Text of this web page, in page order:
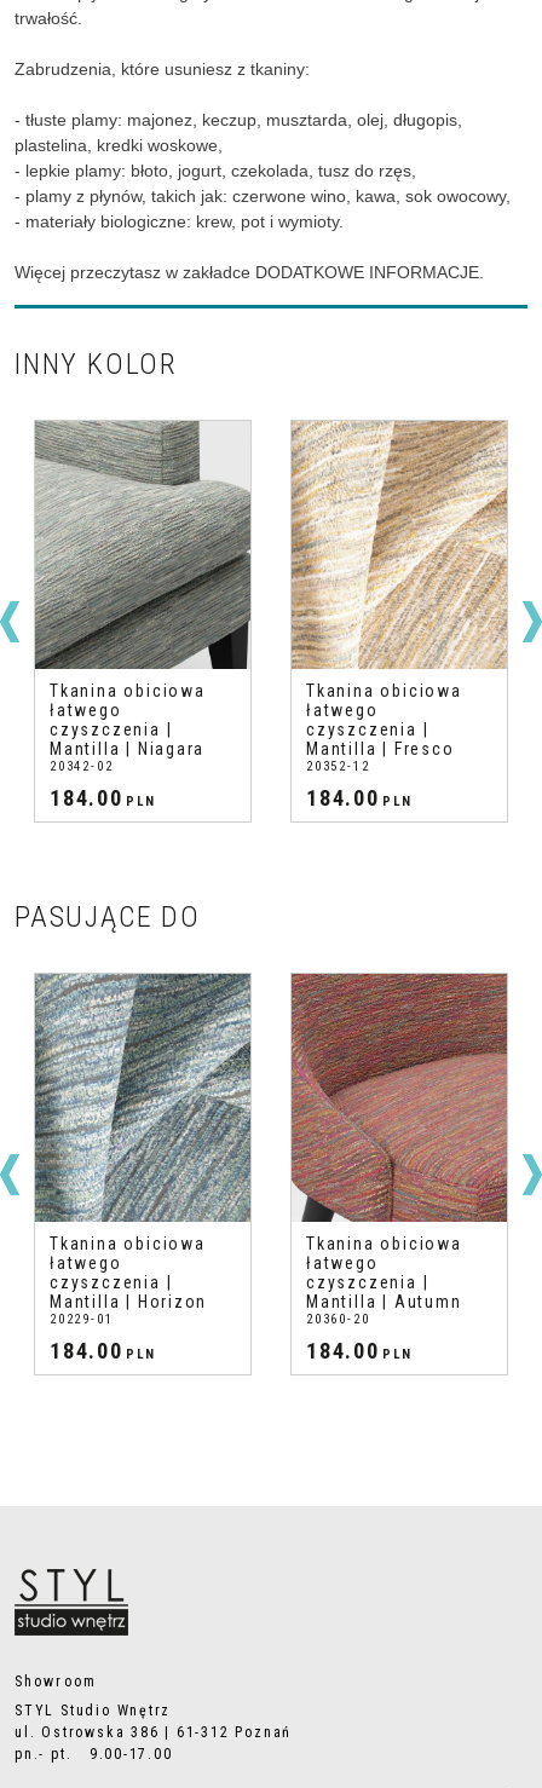
trwałość.
Zabrudzenia, które usuniesz z tkaniny:
- tłuste plamy: majonez, keczup, musztarda, olej, długopis,
plastelina, kredki woskowe,
- lepkie plamy: błoto, jogurt, czekolada, tusz do rzęs,
- plamy z płynów, takich jak: czerwone wino, kawa, sok owocowy,
- materiały biologiczne: krew, pot i wymioty.
Więcej przeczytasz w zakładce DODATKOWE INFORMACJE.
INNY KOLOR
Tkanina obiciowa
łatwego
czyszczenia |
Mantilla | Niagara
20342-02
184.00 PLN
Tkanina obiciowa
łatwego
czyszczenia |
Mantilla | Fresco
20352-12
184.00 PLN
PASUJĄCE DO
Tkanina obiciowa
łatwego
czyszczenia |
Mantilla | Horizon
20229-01
184.00 PLN
Tkanina obiciowa
łatwego
czyszczenia |
Mantilla | Autumn
20360-20
184.00 PLN
Showroom
STYL Studio Wnętrz
ul. Ostrowska 386 | 61-312 Poznań
pn.- pt. 9.00-17.00